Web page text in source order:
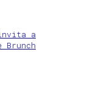
a
Brunch